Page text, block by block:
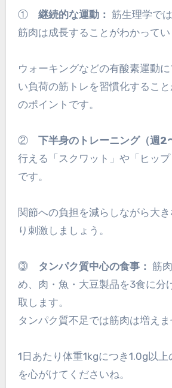
① 継続的な運動： 筋生理学で
筋肉は成長することがわかってい
ウォーキングなどの有酸素運動
い負荷の筋トレを習慣化するこ
のポイントです。
② 下半身のトレーニング（週2
行える「スクワット」や「ヒッ
です。
関節への負担を減らしながら大
り刺激しましょう。
⓷ タンパク質中心の食事： 筋
め、肉・魚・大豆製品を3食に分
取します。
タンパク質不足では筋肉は増え
1日あたり体重1kgにつき1.0g以
を心がけてくださいね。